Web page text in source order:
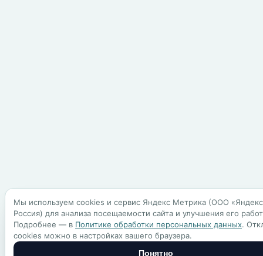
Мы используем cookies и сервис Яндекс Метрика (ООО
Россия) для анализа посещаемости сайта и улучшения его
Подробнее — в Политике обработки персональных данных.
cookies можно в настройках вашего браузера.
Понятно